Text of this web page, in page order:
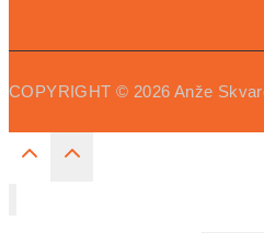
COPYRIGHT © 2026 Anže